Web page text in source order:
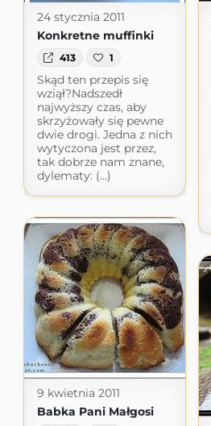
24 stycznia 2011
Konkretne muffinki
413 1
Skąd ten przepis się
wziął?Nadszedł
najwyższy czas, aby
skrzyżowały się pewne
dwie drogi. Jedna z nich
wytyczona jest przez,
tak dobrze nam znane,
dylematy: (...)
9 kwietnia 2011
Babka Pani Małgosi